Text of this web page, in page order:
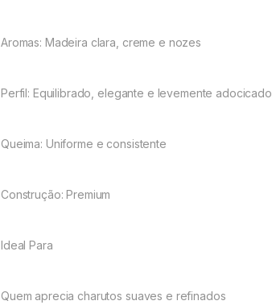
Aromas: Madeira clara, creme e nozes
Perfil: Equilibrado, elegante e levemente adocicado
Queima: Uniforme e consistente
Construção: Premium
Ideal Para
Quem aprecia charutos suaves e refinados